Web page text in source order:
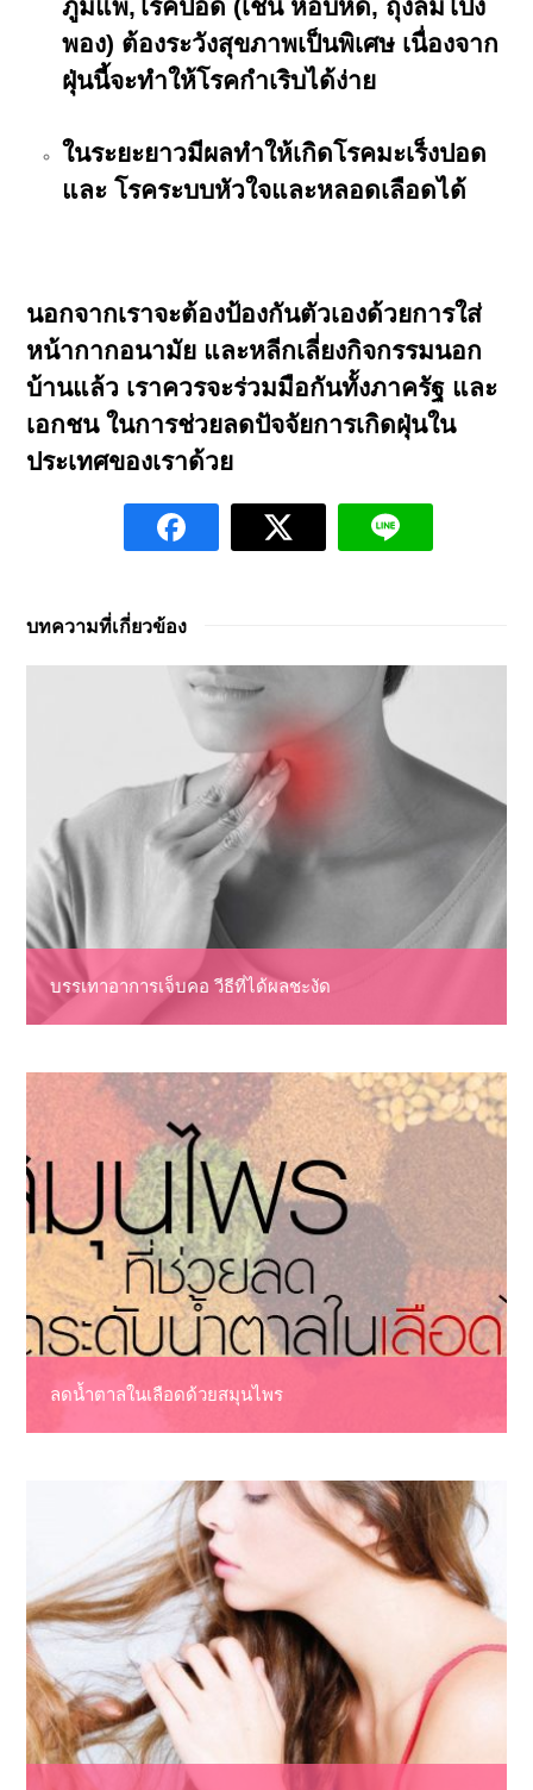
ภูมิแพ้,โรคปอด (เช่น หอบหืด, ถุงลมโป่ง
พอง) ต้องระวังสุขภาพเป็นพิเศษ เนื่องจาก
ฝุ่นนี้จะทำให้โรคกำเริบได้ง่าย
ในระยะยาวมีผลทำให้เกิดโรคมะเร็งปอด
และ โรคระบบหัวใจและหลอดเลือดได้
นอกจากเราจะต้องป้องกันตัวเองด้วยการใส่
หน้ากากอนามัย และหลีกเลี่ยงกิจกรรมนอก
บ้านแล้ว เราควรจะร่วมมือกันทั้งภาครัฐ และ
เอกชน ในการช่วยลดปัจจัยการเกิดฝุ่นใน
ประเทศของเราด้วย
บทความที่เกี่ยวข้อง
บรรเทาอาการเจ็บคอ วีธีที่ได้ผลชะงัด
ลดน้ำตาลในเลือดด้วยสมุนไพร